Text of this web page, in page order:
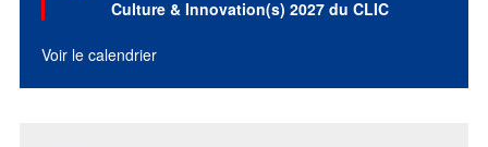
Culture & Innovation(s) 2027 du CLIC
Voir le calendrier